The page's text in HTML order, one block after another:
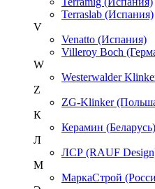
Terraslab (Испания)
V
Venatto (Испания)
Villeroy Boch
W
Westerwalder
Z
ZG-Klinker
К
Керамин (Беларусь)
Л
ЛСР (RAUF
М
МаркаСтрой